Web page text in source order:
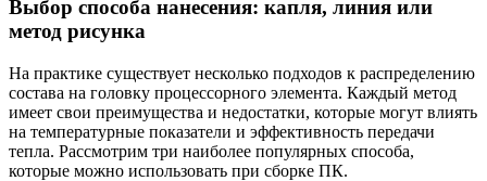
Выбор способа нанесения: капля, линия или
метод рисунка
На практике существует несколько подходов к распределению
состава на головку процессорного элемента. Каждый метод
имеет свои преимущества и недостатки, которые могут влиять
на температурные показатели и эффективность передачи
тепла. Рассмотрим три наиболее популярных способа,
которые можно использовать при сборке ПК.